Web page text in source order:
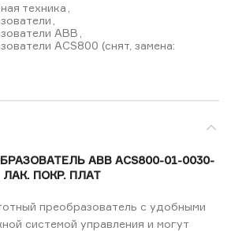
техника
ABB
ACS800 (снят, замена:
ABB ACS800-01-0030-
ЛАК. ПОКР. ПЛАТ
преобразователь с удобными
системой управления и могут